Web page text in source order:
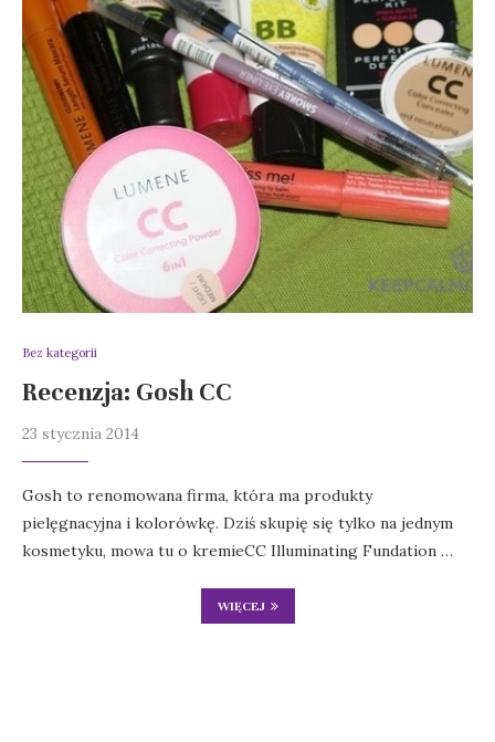
Bez kategorii
Recenzja: Gosh CC
23 stycznia 2014
Gosh to renomowana firma, która ma produkty
pielęgnacyjna i kolorówkę. Dziś skupię się tylko na jednym
kosmetyku, mowa tu o kremieCC Illuminating Fundation …
WIĘCEJ